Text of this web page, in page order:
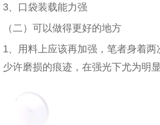
3、口袋装载能力强
（二）可以做得更好的地方
1、用料上应该再加强，笔者身着
少许磨损的痕迹，在强光下尤为明